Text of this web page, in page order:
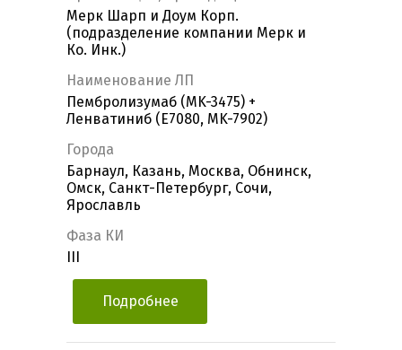
Мерк Шарп и Доум Корп.
(подразделение компании Мерк и
Ко. Инк.)
Наименование ЛП
Пембролизумаб (MK-3475) +
Ленватиниб (E7080, MK-7902)
Города
Барнаул, Казань, Москва, Обнинск,
Омск, Санкт-Петербург, Сочи,
Ярославль
Фаза КИ
Подробнее